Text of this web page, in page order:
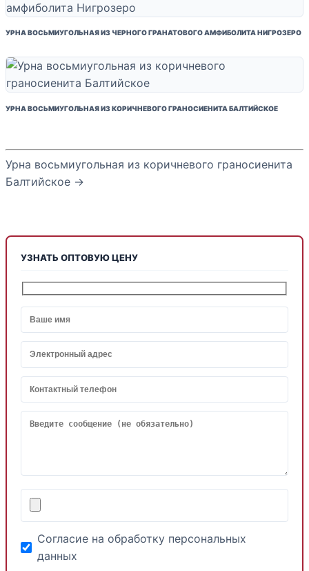
УРНА ВОСЬМИУГОЛЬНАЯ ИЗ ЧЕРНОГО ГРАНАТОВОГО АМФИБОЛИТА НИГРОЗЕРО
УРНА ВОСЬМИУГОЛЬНАЯ ИЗ КОРИЧНЕВОГО ГРАНОСИЕНИТА БАЛТИЙСКОЕ
Урна восьмиугольная из коричневого граносиенита
Балтийское →
УЗНАТЬ ОПТОВУЮ ЦЕНУ
Согласие на обработку персональных
данных